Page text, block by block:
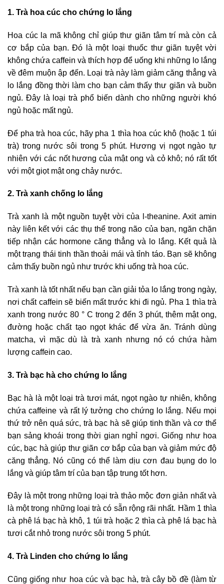
1. Trà hoa cúc cho chứng lo lắng
Hoa cúc la mã không chỉ giúp thư giãn tâm trí mà còn cả
cơ bắp của bạn. Đó là một loại thuốc thư giãn tuyệt vời
không chứa caffein và thích hợp để uống khi những lo lắng
về đêm muộn ập đến. Loại trà này làm giảm căng thẳng và
lo lắng đồng thời làm cho bạn cảm thấy thư giãn và buồn
ngủ. Đây là loại trà phổ biến dành cho những người khó
ngủ hoặc mất ngủ.
Để pha trà hoa cúc, hãy pha 1 thìa hoa cúc khô (hoặc 1 túi
trà) trong nước sôi trong 5 phút. Hương vị ngọt ngào tự
nhiên với các nốt hương của mật ong và cỏ khô; nó rất tốt
với một giọt mật ong chảy nước.
2. Trà xanh chống lo lắng
Trà xanh là một nguồn tuyệt vời của l-theanine. Axit amin
này liên kết với các thụ thể trong não của bạn, ngăn chặn
tiếp nhận các hormone căng thẳng và lo lắng. Kết quả là
một trạng thái tinh thần thoải mái và tỉnh táo. Bạn sẽ không
cảm thấy buồn ngủ như trước khi uống trà hoa cúc.
Trà xanh là tốt nhất nếu bạn cần giải tỏa lo lắng trong ngày,
nơi chất caffein sẽ biến mất trước khi đi ngủ. Pha 1 thìa trà
xanh trong nước 80 ° C trong 2 đến 3 phút, thêm mật ong,
đường hoặc chất tạo ngọt khác để vừa ăn. Tránh dùng
matcha, vì mặc dù là trà xanh nhưng nó có chứa hàm
lượng caffein cao.
3. Trà bạc hà cho chứng lo lắng
Bạc hà là một loại trà tươi mát, ngọt ngào tự nhiên, không
chứa caffeine và rất lý tưởng cho chứng lo lắng. Nếu mọi
thứ trở nên quá sức, trà bạc hà sẽ giúp tinh thần và cơ thể
bạn sảng khoái trong thời gian nghỉ ngơi. Giống như hoa
cúc, bạc hà giúp thư giãn cơ bắp của bạn và giảm mức độ
căng thẳng. Nó cũng có thể làm dịu cơn đau bụng do lo
lắng và giúp tâm trí của bạn tập trung tốt hơn.
Đây là một trong những loại trà thảo mộc đơn giản nhất và
là một trong những loại trà có sẵn rộng rãi nhất. Hầm 1 thìa
cà phê lá bạc hà khô, 1 túi trà hoặc 2 thìa cà phê lá bạc hà
tươi cắt nhỏ trong nước sôi trong 5 phút.
4. Trà Linden cho chứng lo lắng
Cũng giống như hoa cúc và bạc hà, trà cây bồ đề (làm từ